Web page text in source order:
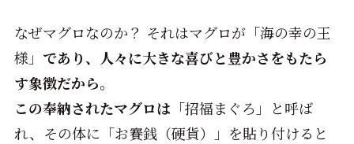
なぜマグロなのか？ それはマグロが「海の幸の王
様」 であり、人々に大きな喜びと豊かさをもたら
す象徴だから。
この奉納されたマグロは 「招福まぐろ」と呼ば
れ、その体に「お賽銭（硬貨）」を貼り付けると